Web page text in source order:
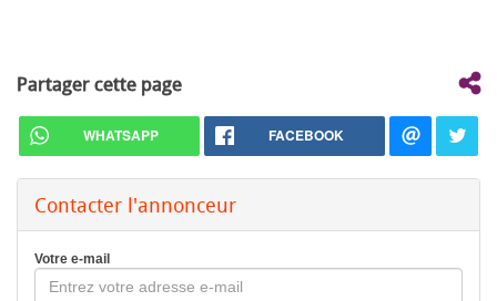
Partager cette page
WHATSAPP FACEBOOK
Contacter l'annonceur
Votre e-mail